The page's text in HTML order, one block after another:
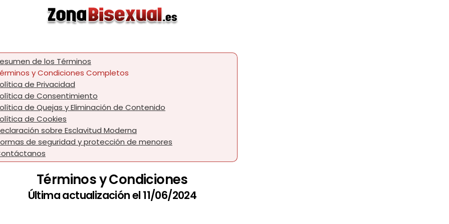
de los Términos
y Condiciones Completos
de Privacidad
de Consentimiento
de Quejas y Eliminación de Contenido
de Cookies
sobre Esclavitud Moderna
de seguridad y protección de menores
Términos y Condiciones
Última actualización el 11/06/2024